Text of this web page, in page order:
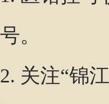
号。
2. 关注“锦